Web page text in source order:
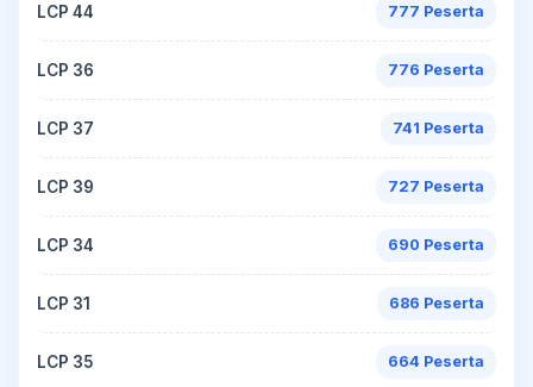
LCP 44 777 Peserta
LCP 36 776 Peserta
LCP 37 741 Peserta
LCP 39 727 Peserta
LCP 34 690 Peserta
LCP 31 686 Peserta
LCP 35 664 Peserta